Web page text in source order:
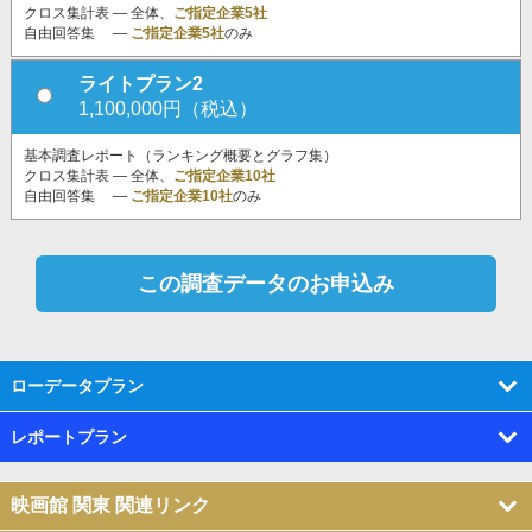
クロス集計表 ― 全体、 ご指定企業5社
自由回答集 ― ご指定企業5社のみ
ライトプラン2
1,100,000円（税込）
基本調査レポート（ランキング概要とグラフ集）
クロス集計表 ― 全体、 ご指定企業10社
自由回答集 ― ご指定企業10社のみ
ローデータプラン
レポートプラン
映画館 関東 関連リンク